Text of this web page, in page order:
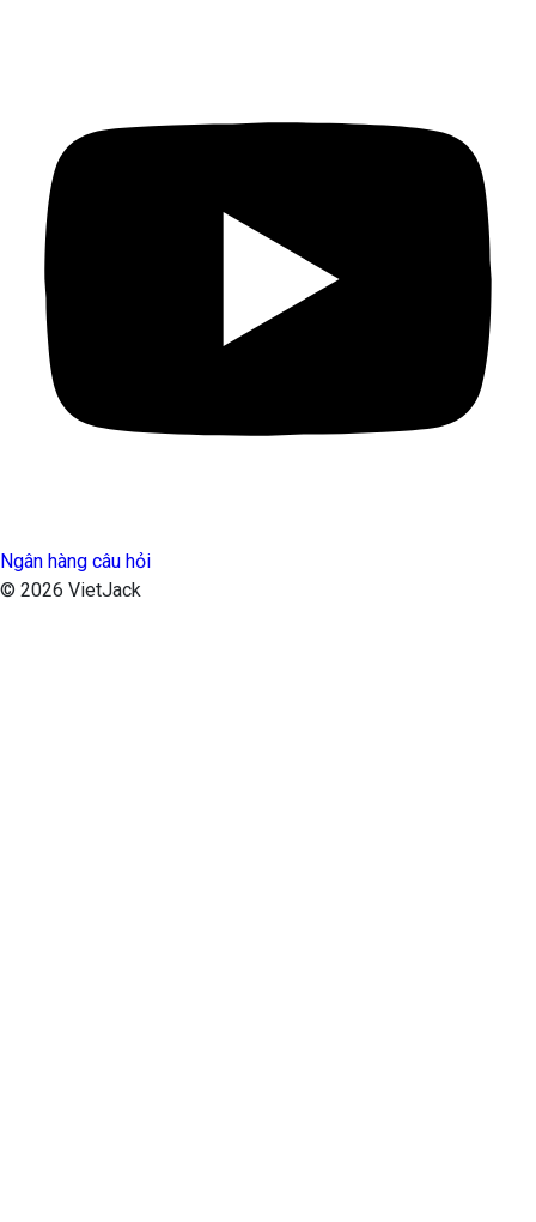
Ngân hàng câu hỏi
© 2026 VietJack